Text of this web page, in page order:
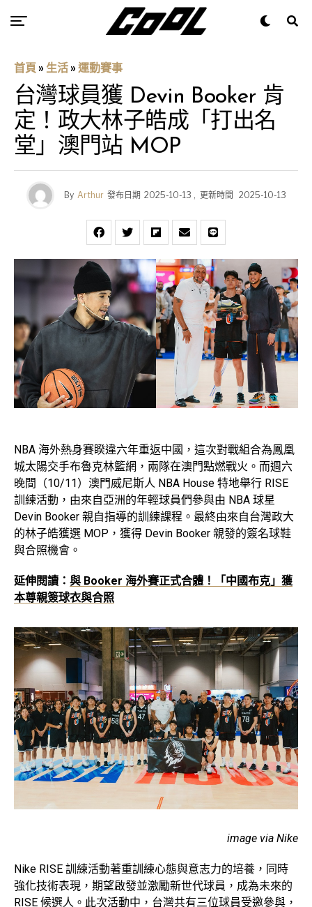
首頁 » 生活 » 運動賽事
台灣球員獲 Devin Booker 肯
定！政大林子皓成「打出名
堂」澳門站 MOP
By Arthur 發布日期 2025-10-13 , 更新時間 2025-10-13
NBA 海外熱身賽睽違六年重返中國，這次對戰組合為鳳凰
城太陽交手布魯克林籃網，兩隊在澳門點燃戰火。而週六
晚間（10/11）澳門威尼斯人 NBA House 特地舉行 RISE
訓練活動，由來自亞洲的年輕球員們參與由 NBA 球星
Devin Booker 親自指導的訓練課程。最終由來自台灣政大
的林子皓獲選 MOP，獲得 Devin Booker 親發的簽名球鞋
與合照機會。
延伸閱讀： 與 Booker 海外賽正式合體！「中國布克」獲
本尊親簽球衣與合照
image via Nike
Nike RISE 訓練活動著重訓練心態與意志力的培養，同時
強化技術表現，期望啟發並激勵新世代球員，成為未來的
RISE 候選人。此次活動中，台灣共有三位球員受邀參與，